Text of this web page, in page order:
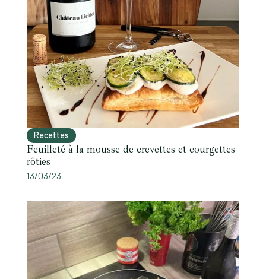
Recettes
Feuilleté à la mousse de crevettes et courgettes
rôties
13/03/23